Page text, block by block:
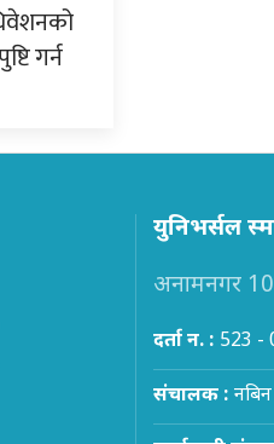
गर्न
युनिभर्सल
अनामनगर
दर्ता न. : 523 -
संचालक : नबिन